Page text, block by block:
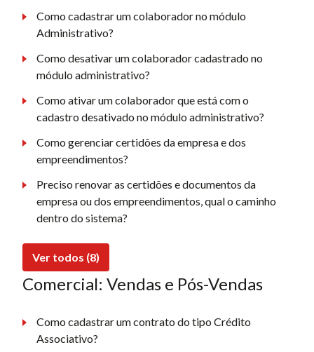
Como cadastrar um colaborador no módulo
Administrativo?
Como desativar um colaborador cadastrado no
módulo administrativo?
Como ativar um colaborador que está com o
cadastro desativado no módulo administrativo?
Como gerenciar certidões da empresa e dos
empreendimentos?
Preciso renovar as certidões e documentos da
empresa ou dos empreendimentos, qual o caminho
dentro do sistema?
Ver todos (8)
Comercial: Vendas e Pós-Vendas
Como cadastrar um contrato do tipo Crédito
Associativo?